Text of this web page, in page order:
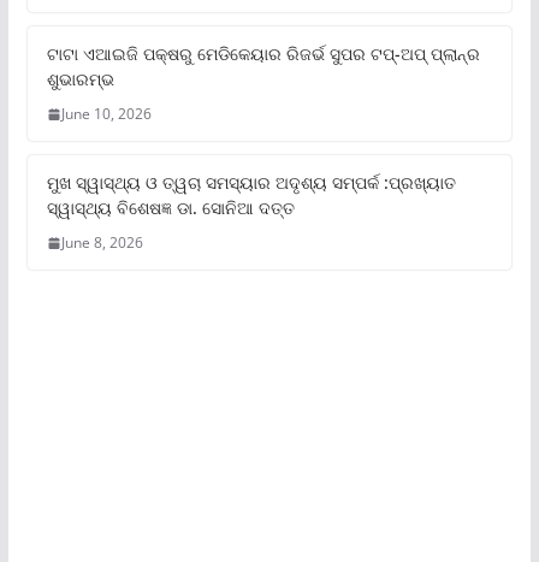
ଟାଟା ଏଆଇଜି ପକ୍ଷରୁ ମେଡିକେୟାର ରିଜର୍ଭ ସୁପର ଟପ୍‌-ଅପ୍ ପ୍ଲାନ୍‌ର
ଶୁଭାରମ୍ଭ
June 10, 2026
ମୁଖ ସ୍ୱାସ୍ଥ୍ୟ ଓ ତ୍ୱଚା ସମସ୍ୟାର ଅଦୃଶ୍ୟ ସମ୍ପର୍କ :ପ୍ରଖ୍ୟାତ
ସ୍ୱାସ୍ଥ୍ୟ ବିଶେଷଜ୍ଞ ଡା. ସୋନିଆ ଦତ୍ତ
June 8, 2026